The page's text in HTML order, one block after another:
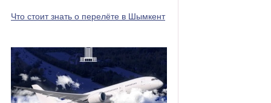
Что стоит знать о перелёте в Шымкент